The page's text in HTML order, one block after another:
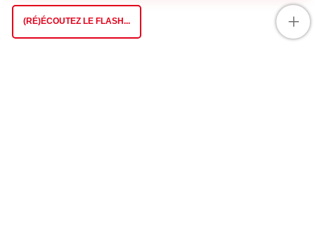
(RÉ)ÉCOUTEZ LE FLASH... +